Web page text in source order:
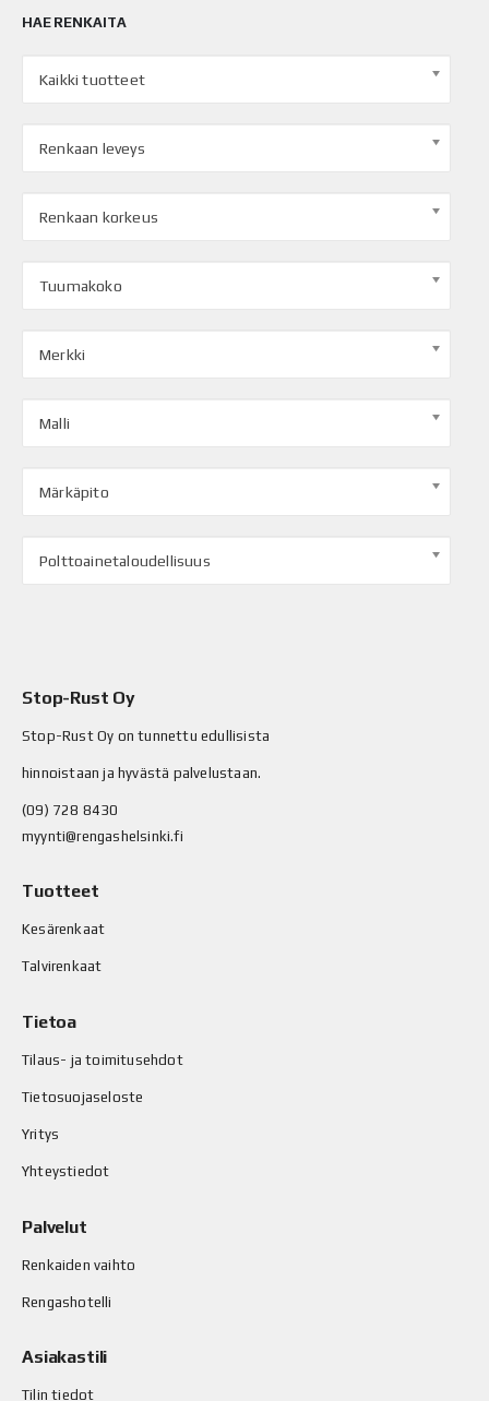
HAE RENKAITA
Kaikki tuotteet
Renkaan leveys
Renkaan korkeus
Tuumakoko
Merkki
Malli
Märkäpito
Polttoainetaloudellisuus
Stop-Rust Oy
Stop-Rust Oy on tunnettu edullisista
hinnoistaan ja hyvästä palvelustaan.
(09) 728 8430
myynti@rengashelsinki.fi
Tuotteet
Kesärenkaat
Talvirenkaat
Tietoa
Tilaus- ja toimitusehdot
Tietosuojaseloste
Yritys
Yhteystiedot
Palvelut
Renkaiden vaihto
Rengashotelli
Asiakastili
Tilin tiedot